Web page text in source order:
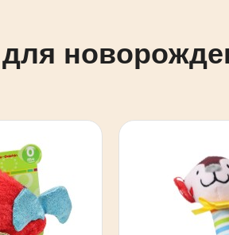
для